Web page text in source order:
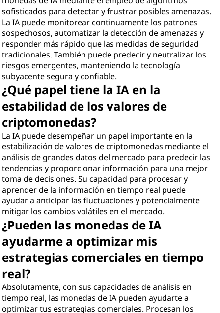
sofisticados para detectar y frustrar posibles amenazas.
La IA puede monitorear continuamente los patrones
sospechosos, automatizar la detección de amenazas y
responder más rápido que las medidas de seguridad
tradicionales. También puede predecir y neutralizar los
riesgos emergentes, manteniendo la tecnología
subyacente segura y confiable.
¿Qué papel tiene la IA en la
estabilidad de los valores de
criptomonedas?
La IA puede desempeñar un papel importante en la
estabilización de valores de criptomonedas mediante el
análisis de grandes datos del mercado para predecir las
tendencias y proporcionar información para una mejor
toma de decisiones. Su capacidad para procesar y
aprender de la información en tiempo real puede
ayudar a anticipar las fluctuaciones y potencialmente
mitigar los cambios volátiles en el mercado.
¿Pueden las monedas de IA
ayudarme a optimizar mis
estrategias comerciales en tiempo
real?
Absolutamente, con sus capacidades de análisis en
tiempo real, las monedas de IA pueden ayudarte a
optimizar tus estrategias comerciales. Procesan los